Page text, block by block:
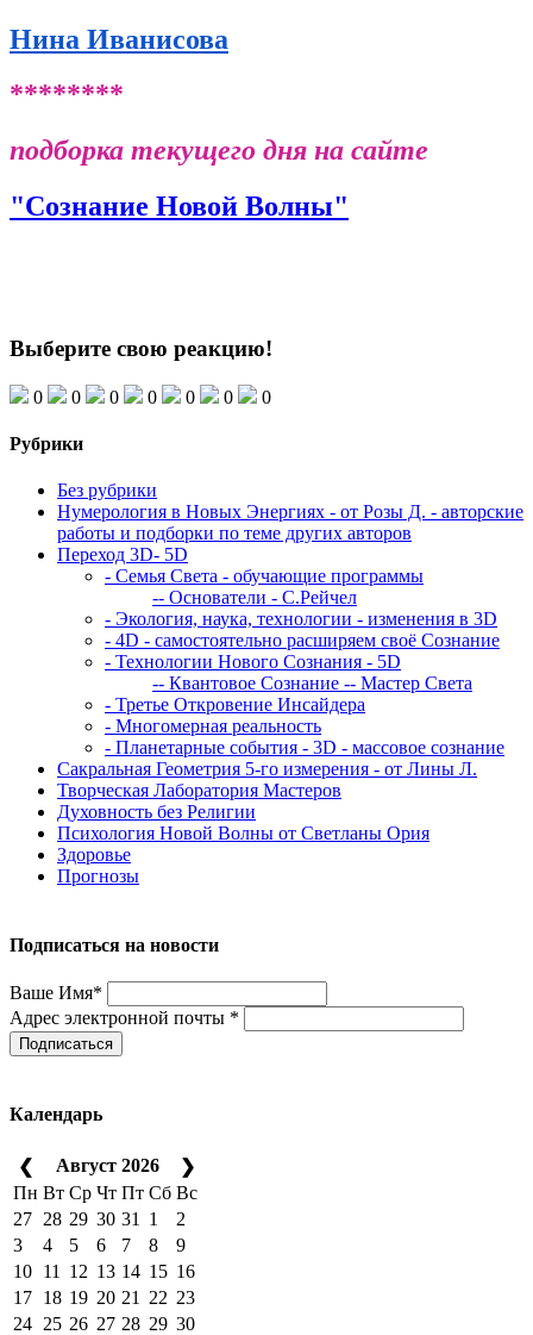
Нина Иванисова
********
подборка текущего дня на сайте
"Сознание Новой Волны"
Выберите свою реакцию!
0 0 0 0 0 0 0
Рубрики
Без рубрики
Нумерология в Новых Энергиях - от Розы Д. - авторские
работы и подборки по теме других авторов
Переход 3D- 5D
- Семья Света - обучающие программы
-- Основатели - С.Рейчел
- Экология, наука, технологии - изменения в 3D
- 4D - самостоятельно расширяем своё Сознание
- Технологии Нового Сознания - 5D
-- Квантовое Сознание -- Мастер Света
- Третье Откровение Инсайдера
- Многомерная реальность
- Планетарные события - 3D - массовое сознание
Сакральная Геометрия 5-го измерения - от Лины Л.
Творческая Лаборатория Мастеров
Духовность без Религии
Психология Новой Волны от Светланы Ория
Здоровье
Прогнозы
Подписаться на новости
Ваше Имя*
Адрес электронной почты *
Подписаться
Календарь
❮ Август 2026
❯
Пн Вт Ср Чт Пт Сб Вс
27 28 29 30 31 1
2
3
4 5 6 7 8
9
10 11 12 13 14 15 16
17 18 19 20 21 22 23
24 25 26 27 28 29 30